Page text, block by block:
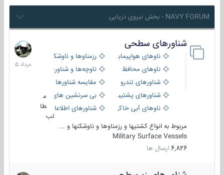
NAVY FORUM - بخش نیروی دریایی
شناورهای سطحی
ناوهای هواپیمابر و بالگرد بررزمناوها و ناوشکن‌ها
ناوهای محافظ
ناوچه‌ها و شناورهای گشتی
شناورهای تندرو
مقایسه شناورها
شناورهای پشتیبانی
بی سرنشین های دریایی
ناوهای آبی خاکی و نیروبرشناورهای اطلاعاتی و جاسوسی
طا
لب
مربوط به انواع کشتیها و رزمناوها و ناوشکنها و ...
Military Surface Vessels
6,826 ارسال ها
2
مرداد
1405